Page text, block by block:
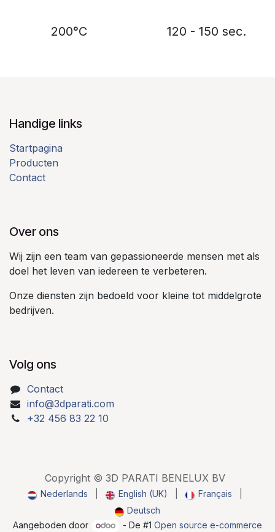
200°C 120 - 150 sec.
Handige links
Startpagina
Producten
Contact
Over ons
Wij zijn een team van gepassioneerde mensen met als
doel het leven van iedereen te verbeteren.
Onze diensten zijn bedoeld voor kleine tot middelgrote
bedrijven.
Volg ons
Contact
info@3dparati.com
+32 456 83 22 10
Copyright © 3D PARATI BENELUX BV
Nederlands English (UK) Français
Deutsch
Aangeboden door
- De #1Open source e-commerce